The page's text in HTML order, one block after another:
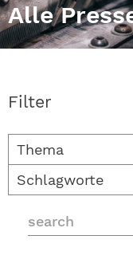
Alle
Filter
Thema
Schlagworte